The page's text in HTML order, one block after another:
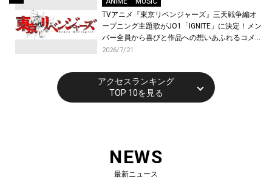
TVアニメ『東京リベンジャーズ』三天戦争編オ
ープニング主題歌がJO1「IGNITE」に決定！メン
バー全員から喜びと作品への想いあふれるコメン
トが到着！9月に東京・大阪で先行上映会を開
2026/7/21
アクセスランキング
TOP 10を見る
NEWS
最新ニュース